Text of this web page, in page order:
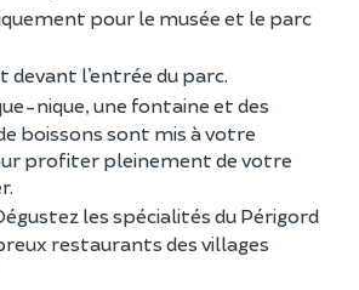
pour le musée et le parc
devant l’entrée du parc.
nique, une fontaine et des
boissons sont mis à votre
profiter pleinement de votre
les spécialités du Périgord
restaurants des villages